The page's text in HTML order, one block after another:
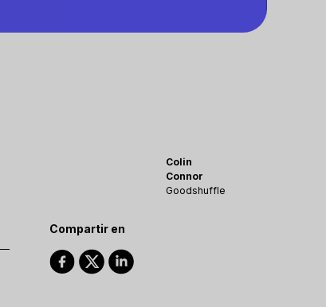
Colin
Connor
Goodshuffle
Compartir en